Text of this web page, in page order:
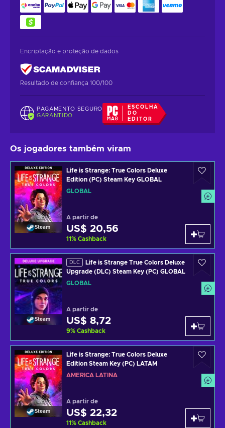
Encriptação e proteção de dados
Resultado de confiança 100/100
PAGAMENTO SEGURO
GARANTIDO
ESCOLHA
DO
EDITOR
Os jogadores também viram
Steam
Life is Strange: True Colors Deluxe
Edition (PC) Steam Key GLOBAL
GLOBAL
A partir de
US$ 20,56
11% Cashback
Steam
DLC
Life is Strange True Colors Deluxe
Upgrade (DLC) Steam Key (PC) GLOBAL
GLOBAL
A partir de
US$ 8,72
9% Cashback
Steam
Life is Strange: True Colors Deluxe
Edition Steam Key (PC) LATAM
AMÉRICA LATINA
A partir de
US$ 22,32
11% Cashback